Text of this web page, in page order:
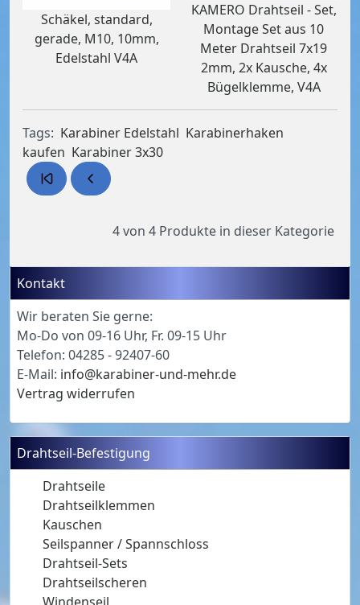
Schäkel, standard,
gerade, M10, 10mm,
Edelstahl V4A
KAMERO Drahtseil - Set,
Montage Set aus 10
Meter Drahtseil 7x19
2mm, 2x Kausche, 4x
Bügelklemme, V4A
Tags: Karabiner Edelstahl Karabinerhaken
kaufen Karabiner 3x30
4 von 4 Produkte in dieser Kategorie
Kontakt
Wir beraten Sie gerne:
Mo-Do von 09-16 Uhr, Fr. 09-15 Uhr
Telefon: 04285 - 92407-60
E-Mail: info@karabiner-und-mehr.de
Vertrag widerrufen
Drahtseil-Befestigung
Drahtseile
Drahtseilklemmen
Kauschen
Seilspanner / Spannschloss
Drahtseil-Sets
Drahtseilscheren